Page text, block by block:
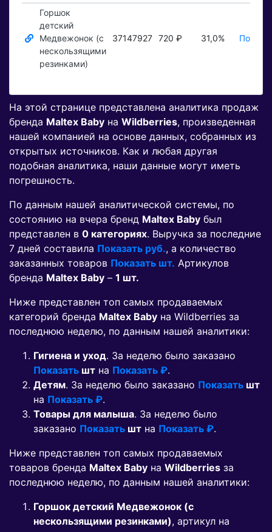
Горшок
детский
Медвежонок (c
нескользящими
резинками)
37147927 720 ₽ 31,0%
На этой странице представлена аналитика продаж
бренда Maltex Baby на Wildberries, произведенная
нашей компанией на основе данных, собранных из
открытых источников. Как и любая другая
подобная аналитика, наши данные могут иметь
погрешность.
По данным нашей аналитической системы, по
состоянию на вчера бренд Maltex Baby был
представлен в 0 категориях. Выручка за последние
7 дней составила Показать руб., а количество
заказанных товаров Показать шт. Артикулов
бренда Maltex Baby – 1 шт.
Ниже представлен топ самых продаваемых
категорий бренда Maltex Baby на Wildberries за
последнюю неделю, по данным нашей аналитики:
Гигиена и уход. За неделю было заказано
Показать шт на Показать ₽.
Детям. За неделю было заказано Показать шт
на Показать ₽.
Товары для малыша. За неделю было
заказано Показать шт на Показать ₽.
Ниже представлен топ самых продаваемых
товаров бренда Maltex Baby на Wildberries за
последнюю неделю, по данным нашей аналитики:
Горшок детский Медвежонок (c
нескользящими резинками), артикул на